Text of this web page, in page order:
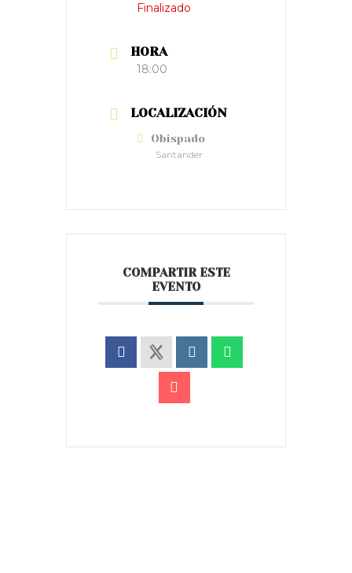
Finalizado
HORA
18:00
LOCALIZACIÓN
Obispado
Santander
COMPARTIR ESTE
EVENTO